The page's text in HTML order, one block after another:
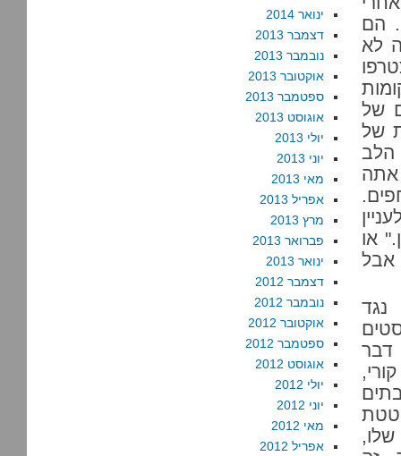
הם
לא
של
של
הלב
אתה
או
אבל
נגד
דבר
ינואר 2014
דצמבר 2013
נובמבר 2013
אוקטובר 2013
ספטמבר 2013
אוגוסט 2013
יולי 2013
יוני 2013
מאי 2013
אפריל 2013
מרץ 2013
פברואר 2013
ינואר 2013
דצמבר 2012
נובמבר 2012
אוקטובר 2012
ספטמבר 2012
אוגוסט 2012
יולי 2012
יוני 2012
מאי 2012
אפריל 2012